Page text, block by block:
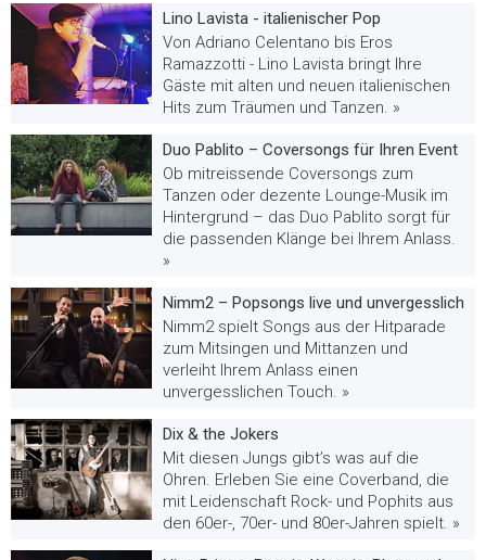
Lino Lavista - italienischer Pop
Von Adriano Celentano bis Eros
Ramazzotti - Lino Lavista bringt Ihre
Gäste mit alten und neuen italienischen
Hits zum Träumen und Tanzen. »
Duo Pablito – Coversongs für Ihren Event
Ob mitreissende Coversongs zum
Tanzen oder dezente Lounge-Musik im
Hintergrund – das Duo Pablito sorgt für
die passenden Klänge bei Ihrem Anlass.
»
Nimm2 – Popsongs live und unvergesslich
Nimm2 spielt Songs aus der Hitparade
zum Mitsingen und Mittanzen und
verleiht Ihrem Anlass einen
unvergesslichen Touch. »
Dix & the Jokers
Mit diesen Jungs gibt’s was auf die
Ohren. Erleben Sie eine Coverband, die
mit Leidenschaft Rock- und Pophits aus
den 60er-, 70er- und 80er-Jahren spielt. »